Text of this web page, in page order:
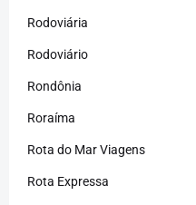
Rodoviária
Rodoviário
Rondônia
Roraíma
Rota do Mar Viagens
Rota Expressa